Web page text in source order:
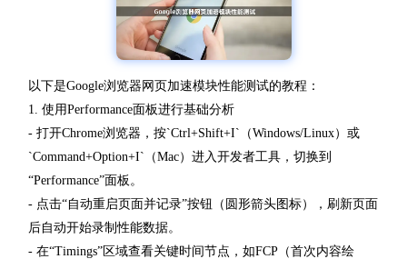
以下是Google浏览器网页加速模块性能测试的教程：
1. 使用Performance面板进行基础分析
- 打开Chrome浏览器，按`Ctrl+Shift+I`（Windows/Linux）或
`Command+Option+I`（Mac）进入开发者工具，切换到
“Performance”面板。
- 点击“自动重启页面并记录”按钮（圆形箭头图标），刷新页面
后自动开始录制性能数据。
- 在“Timings”区域查看关键时间节点，如FCP（首次内容绘